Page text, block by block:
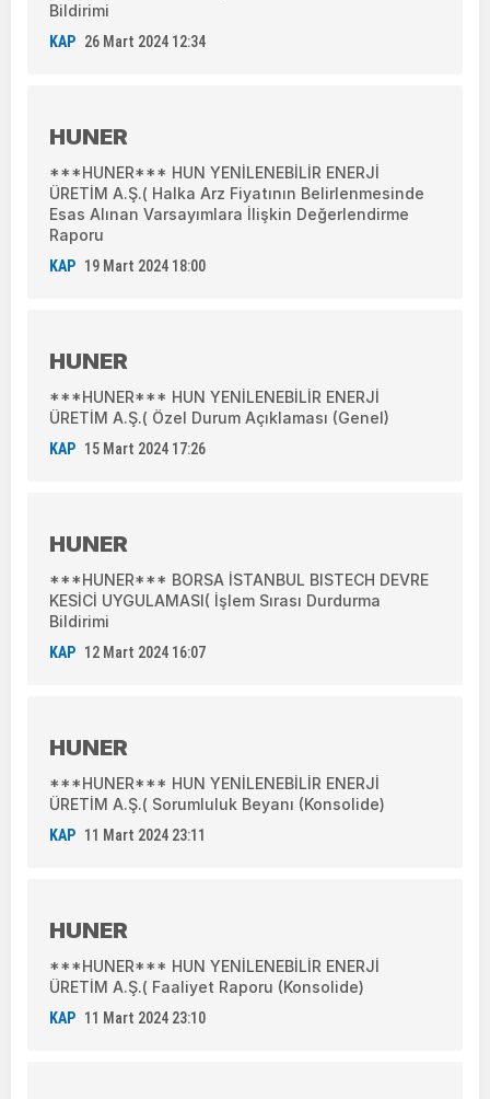
Bildirimi
KAP 26 Mart 2024 12:34
HUNER
***HUNER*** HUN YENİLENEBİLİR ENERJİ
ÜRETİM A.Ş.( Halka Arz Fiyatının Belirlenmesinde
Esas Alınan Varsayımlara İlişkin Değerlendirme
Raporu
KAP 19 Mart 2024 18:00
HUNER
***HUNER*** HUN YENİLENEBİLİR ENERJİ
ÜRETİM A.Ş.( Özel Durum Açıklaması (Genel)
KAP 15 Mart 2024 17:26
HUNER
***HUNER*** BORSA İSTANBUL BISTECH DEVRE
KESİCİ UYGULAMASI( İşlem Sırası Durdurma
Bildirimi
KAP 12 Mart 2024 16:07
HUNER
***HUNER*** HUN YENİLENEBİLİR ENERJİ
ÜRETİM A.Ş.( Sorumluluk Beyanı (Konsolide)
KAP 11 Mart 2024 23:11
HUNER
***HUNER*** HUN YENİLENEBİLİR ENERJİ
ÜRETİM A.Ş.( Faaliyet Raporu (Konsolide)
KAP 11 Mart 2024 23:10